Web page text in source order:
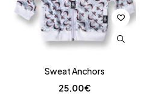
Sweat Anchors
25,00€